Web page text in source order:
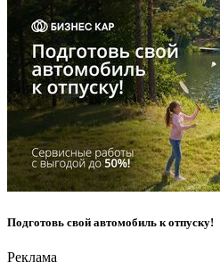
Подготовь свой автомобиль к отпуску!
Реклама